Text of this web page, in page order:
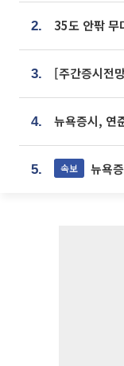
2.
3.
4.
5. 속보 뉴욕